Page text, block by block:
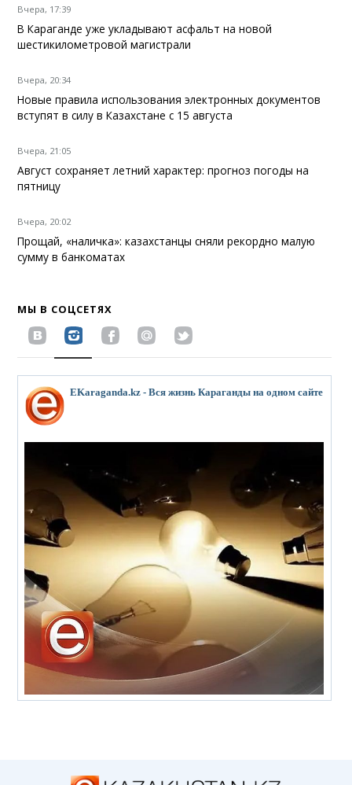
Вчера, 17:39
В Караганде уже укладывают асфальт на новой
шестикилометровой магистрали
Вчера, 20:34
Новые правила использования электронных документов
вступят в силу в Казахстане с 15 августа
Вчера, 21:05
Август сохраняет летний характер: прогноз погоды на
пятницу
Вчера, 20:02
Прощай, «наличка»: казахстанцы сняли рекордно малую
сумму в банкоматах
МЫ В СОЦСЕТЯХ
EKaraganda.kz - Вся жизнь Караганды на одном сайте